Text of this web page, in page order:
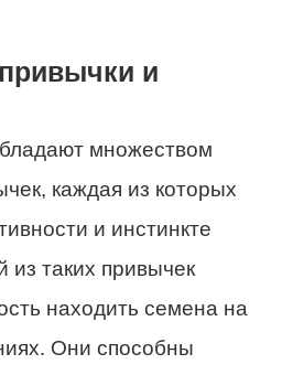
и
множеством
каждая из которых
и инстинкте
таких привычек
находить семена на
Они способны